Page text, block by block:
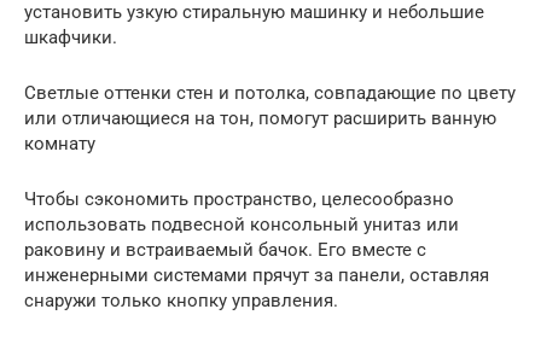
установить узкую стиральную машинку и небольшие
шкафчики.
Светлые оттенки стен и потолка, совпадающие по цвету
или отличающиеся на тон, помогут расширить ванную
комнату
Чтобы сэкономить пространство, целесообразно
использовать подвесной консольный унитаз или
раковину и встраиваемый бачок. Его вместе с
инженерными системами прячут за панели, оставляя
снаружи только кнопку управления.